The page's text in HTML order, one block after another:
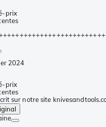
prix
2024
prix
sur notre site